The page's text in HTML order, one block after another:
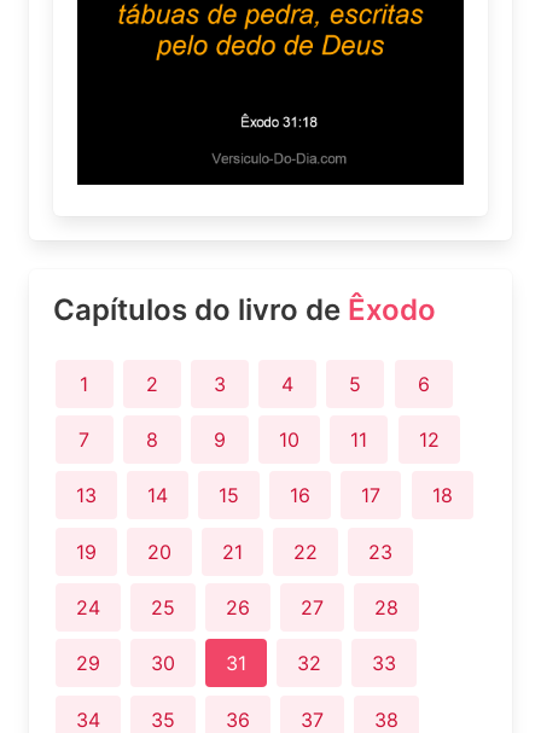
Capítulos do livro de Êxodo
1 2 3 4 5 6
7 8 9 10 11 12
13 14 15 16 17 18
19 20 21 22 23
24 25 26 27 28
29 30 31 32 33
34 35 36 37 38